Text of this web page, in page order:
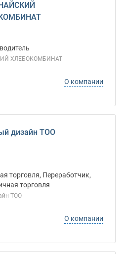
ХЛЕБОКОМБИНАТ
О компании
дизайн ТОО
торговля, Переработчик,
торговля
ТОО
О компании